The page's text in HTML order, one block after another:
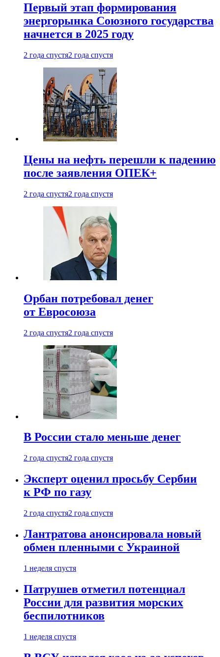
Первый этап формирования
энергорынка Союзного государства
начнется в 2025 году
2 года спустя2 года спустя
Цены на нефть перешли к падению
после заявления ОПЕК+
2 года спустя2 года спустя
Орбан потребовал денег
от Евросоюза
2 года спустя2 года спустя
В России стало меньше денег
2 года спустя2 года спустя
Эксперт оценил просьбу Сербии
к РФ по газу
2 года спустя2 года спустя
Лантратова анонсировала новый
обмен пленными с Украиной
1 неделя спустя
Патрушев отметил потенциал
России для развития морских
беспилотников
1 неделя спустя